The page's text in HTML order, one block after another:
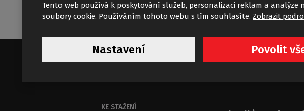
KE STAŽENÍ
Tento web používá k poskytování služeb, personalizaci reklam a analýze
soubory cookie. Používáním tohoto webu s tím souhlasíte. Zobrazit
Nastavení Povolit